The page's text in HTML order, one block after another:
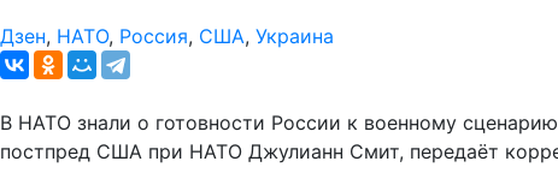
Дзен, НАТО, Россия, США, Украина
В НАТО знали о готовности России к военному
постпред США при НАТО Джулианн Смит, передаёт